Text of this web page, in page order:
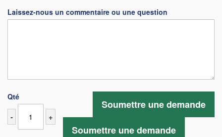
Laissez-nous un commentaire ou une question
Qté
- +
Soumettre une demande
Soumettre une demande